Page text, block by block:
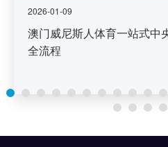
2026-01-09
澳门威尼斯人体育一站式中
全流程